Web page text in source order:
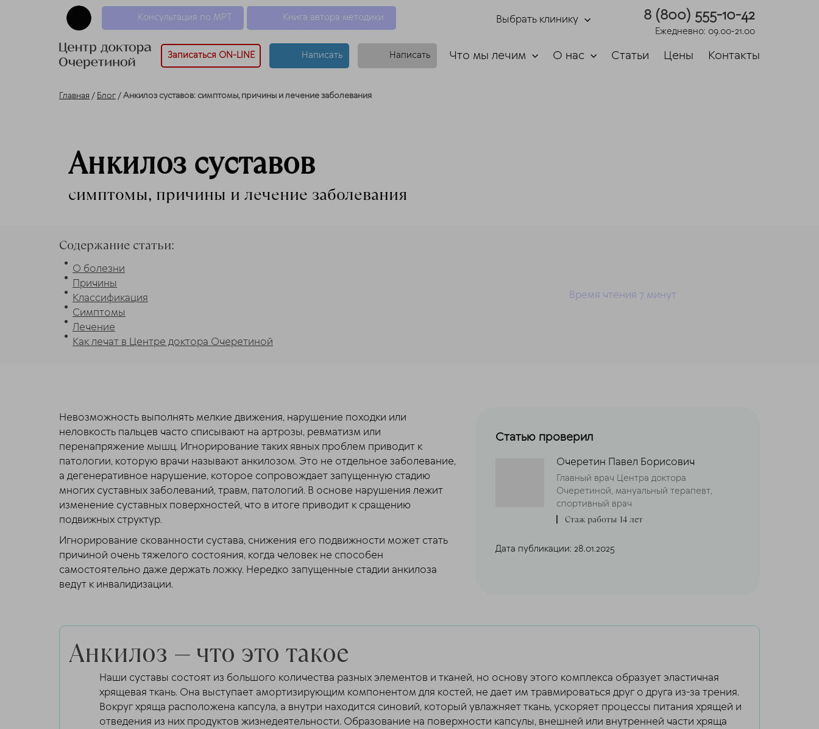
8 (800) 555-10-42
Ежедневно: 09.00-21.00
Выбрать клинику
Книга автора методики
Консультация по МРТ
Записаться ON-LINE Написать Написать Что мы лечим О нас Статьи Цены Контакты
Главная / Блог /Анкилоз суставов: симптомы, причины и лечение заболевания
Анкилоз суставов
симптомы, причины и лечение заболевания
Содержание статьи:
О болезни
Причины
Классификация
Симптомы
Лечение
Как лечат в Центре доктора Очеретиной
Время чтения 7 минут
Невозможность выполнять мелкие движения, нарушение походки или
неловкость пальцев часто списывают на артрозы, ревматизм или
перенапряжение мышц. Игнорирование таких явных проблем приводит к
патологии, которую врачи называют анкилозом. Это не отдельное заболевание,
а дегенеративное нарушение, которое сопровождает запущенную стадию
многих суставных заболеваний, травм, патологий. В основе нарушения лежит
изменение суставных поверхностей, что в итоге приводит к сращению
подвижных структур.
Игнорирование скованности сустава, снижения его подвижности может стать
причиной очень тяжелого состояния, когда человек не способен
самостоятельно даже держать ложку. Нередко запущенные стадии анкилоза
ведут к инвалидизации.
Статью проверил
Очеретин Павел Борисович
Главный врач Центра доктора
Очеретиной, мануальный терапевт,
спортивный врач
Стаж работы 14 лет
Дата публикации: 28.01.2025
Анкилоз — что это такое
Наши суставы состоят из большого количества разных элементов и тканей, но основу этого комплекса образует эластичная
хрящевая ткань. Она выступает амортизирующим компонентом для костей, не дает им травмироваться друг о друга из-за трения.
Вокруг хряща расположена капсула, а внутри находится синовий, который увлажняет ткань, ускоряет процессы питания хрящей и
отведения из них продуктов жизнедеятельности. Образование на поверхности капсулы, внешней или внутренней части хряща